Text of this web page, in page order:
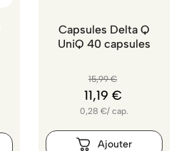
Capsules Delta Q
UniQ 40 capsules
15,99 €
11,19 €
0,28 €/ cap.